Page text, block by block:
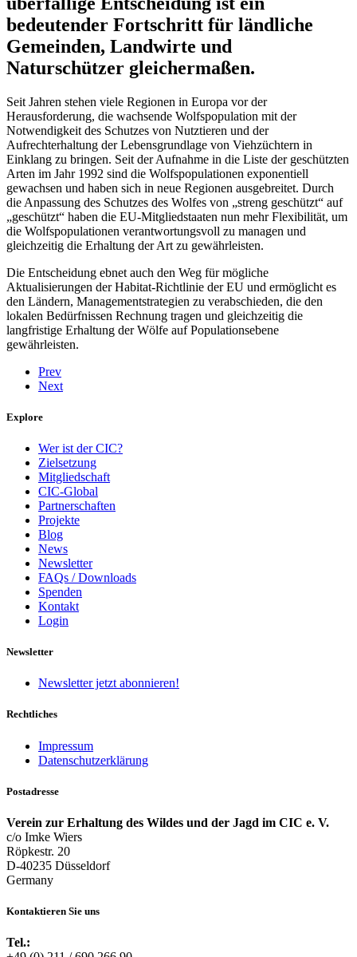
bedeutender Fortschritt für ländliche
Gemeinden, Landwirte und
Naturschützer gleichermaßen.
Seit Jahren stehen viele Regionen in Europa vor der
Herausforderung, die wachsende Wolfspopulation mit der
Notwendigkeit des Schutzes von Nutztieren und der
Aufrechterhaltung der Lebensgrundlage von Viehzüchtern in
Einklang zu bringen. Seit der Aufnahme in die Liste der geschützten
Arten im Jahr 1992 sind die Wolfspopulationen exponentiell
gewachsen und haben sich in neue Regionen ausgebreitet. Durch
die Anpassung des Schutzes des Wolfes von „streng geschützt“ auf
„geschützt“ haben die EU-Mitgliedstaaten nun mehr Flexibilität, um
die Wolfspopulationen verantwortungsvoll zu managen und
gleichzeitig die Erhaltung der Art zu gewährleisten.
Die Entscheidung ebnet auch den Weg für mögliche
Aktualisierungen der Habitat-Richtlinie der EU und ermöglicht es
den Ländern, Managementstrategien zu verabschieden, die den
lokalen Bedürfnissen Rechnung tragen und gleichzeitig die
langfristige Erhaltung der Wölfe auf Populationsebene
gewährleisten.
Prev
Next
Explore
Wer ist der CIC?
Zielsetzung
Mitgliedschaft
CIC-Global
Partnerschaften
Projekte
Blog
News
Newsletter
FAQs / Downloads
Spenden
Kontakt
Login
Newsletter
Newsletter jetzt abonnieren!
Rechtliches
Impressum
Datenschutzerklärung
Postadresse
Verein zur Erhaltung des Wildes und der Jagd im CIC e. V.
c/o Imke Wiers
Röpkestr. 20
D-40235 Düsseldorf
Germany
Kontaktieren Sie uns
Tel.: